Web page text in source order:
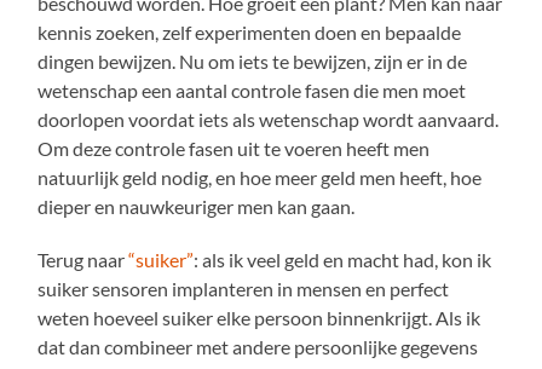
kennis zoeken, zelf experimenten doen en bepaalde
dingen bewijzen. Nu om iets te bewijzen, zijn er in de
wetenschap een aantal controle fasen die men moet
doorlopen voordat iets als wetenschap wordt aanvaard.
Om deze controle fasen uit te voeren heeft men
natuurlijk geld nodig, en hoe meer geld men heeft, hoe
dieper en nauwkeuriger men kan gaan.
Terug naar“suiker”: als ik veel geld en macht had, kon ik
suiker sensoren implanteren in mensen en perfect
weten hoeveel suiker elke persoon binnenkrijgt. Als ik
dat dan combineer met andere persoonlijke gegevens